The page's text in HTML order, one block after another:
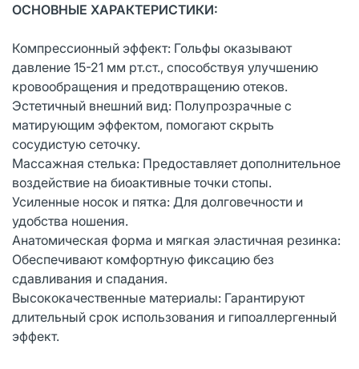
ОСНОВНЫЕ ХАРАКТЕРИСТИКИ:
Компрессионный эффект: Гольфы оказывают
давление 15-21 мм рт.ст., способствуя улучшению
кровообращения и предотвращению отеков.
Эстетичный внешний вид: Полупрозрачные с
матирующим эффектом, помогают скрыть
сосудистую сеточку.
Массажная стелька: Предоставляет дополнительное
воздействие на биоактивные точки стопы.
Усиленные носок и пятка: Для долговечности и
удобства ношения.
Анатомическая форма и мягкая эластичная резинка:
Обеспечивают комфортную фиксацию без
сдавливания и спадания.
Высококачественные материалы: Гарантируют
длительный срок использования и гипоаллергенный
эффект.